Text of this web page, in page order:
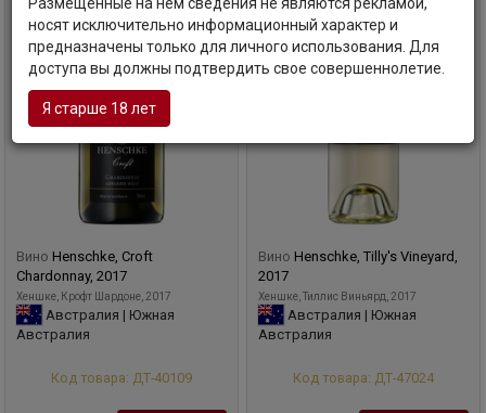
Вино Henschke, Croft
Chardonnay, 2017
Хеншке, Крофт Шардоне, 2017
Австралия | Южная
Австралия
Код товара: ДТ-40109
Вино Henschke, Tilly's Vineyard,
2017
Хеншке, Тиллис Виньярд, 2017
Австралия | Южная
Австралия
Код товара: ДТ-47024
носят исключительно информационный характер и
предназначены только для личного использования. Для
доступа вы должны подтвердить свое совершеннолетие.
Я старше 18 лет